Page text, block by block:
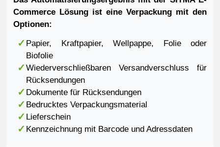
Commerce Lösung ist eine Verpackung mit den
Optionen:
Papier, Kraftpapier, Wellpappe, Folie oder
Biofolie
Wiederverschließbaren Versandverschluss für
Rücksendungen
Dokumente für Rücksendungen
Bedrucktes Verpackungsmaterial
Lieferschein
Kennzeichnung mit Barcode und Adressdaten